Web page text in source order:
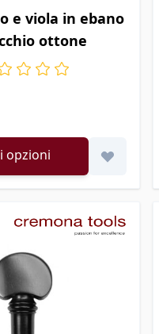
e viola in ebano
ottone
dalle opzioni scelte
opzioni